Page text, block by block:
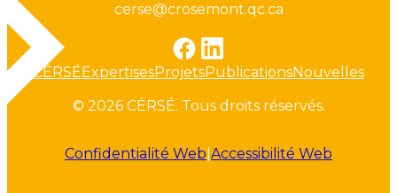
cerse@crosemont.qc.ca
CÉRSÉ ExpertisesProjetsPublicationsNouvelles
© 2026 CÉRSÉ. Tous droits réservés.
Confidentialité Web Accessibilité Web